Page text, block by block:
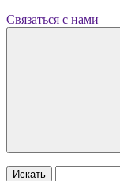
Связаться с нами
Искать